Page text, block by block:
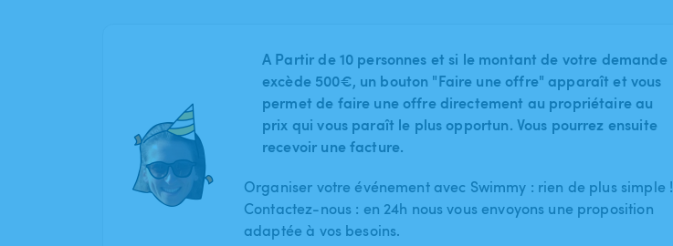
A Partir de 10 personnes et si le montant de votre demande
excède 500€, un bouton "Faire une offre" apparaît et vous
permet de faire une offre directement au propriétaire au
prix qui vous paraît le plus opportun. Vous pourrez ensuite
recevoir une facture.
Organiser votre événement avec Swimmy : rien de plus simple !
Contactez-nous : en 24h nous vous envoyons une proposition
adaptée à vos besoins.